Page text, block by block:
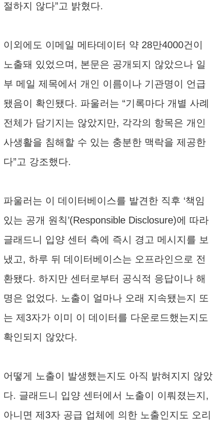
절하지 않다”고 밝혔다.
이외에도 이메일 메타데이터 약 28만4000건이
노출돼 있었으며, 본문은 공개되지 않았으나 일
부 메일 제목에서 개인 이름이나 기관명이 언급
됐음이 확인됐다. 파울러는 “기록마다 개별 사례
전체가 담기지는 않았지만, 각각의 항목은 개인
사생활을 침해할 수 있는 충분한 맥락을 제공한
다”고 강조했다.
파울러는 이 데이터베이스를 발견한 직후 ‘책임
있는 공개 원칙’(Responsible Disclosure)에 따라
글래드니 입양 센터 측에 즉시 경고 메시지를 보
냈고, 하루 뒤 데이터베이스는 오프라인으로 전
환됐다. 하지만 센터로부터 공식적 응답이나 해
명은 없었다. 노출이 얼마나 오래 지속됐는지 또
는 제3자가 이미 이 데이터를 다운로드했는지도
확인되지 않았다.
어떻게 노출이 발생했는지도 아직 밝혀지지 않았
다. 글래드니 입양 센터에서 노출이 이뤄졌는지,
아니면 제3자 공급 업체에 의한 노출인지도 오리